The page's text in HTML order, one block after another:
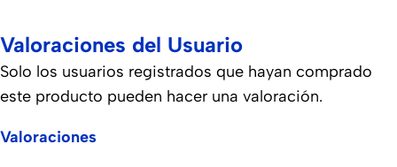
Valoraciones del Usuario
Valoraciones
Solo los usuarios registrados que hayan comprado
este producto pueden hacer una valoración.